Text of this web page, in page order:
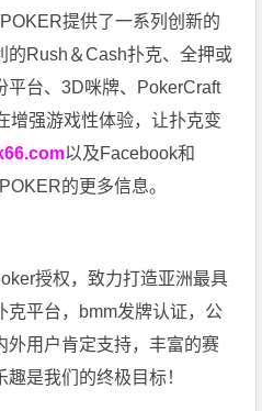
提供了一系列创新的
的Rush＆Cash扑克、全押或
平台、3D咪牌、PokerCraft
增强游戏性体验，让扑克变
以及Facebook和
的更多信息。
授权，致力打造亚洲最具
克平台，bmm发牌认证，公
外用户肯定支持，丰富的赛
是我们的终极目标！